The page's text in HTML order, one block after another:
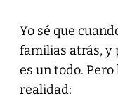
Yo sé que
familias atrás, y
es un todo.
realidad: